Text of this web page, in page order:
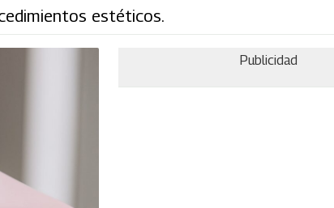
estéticos.
Publicidad